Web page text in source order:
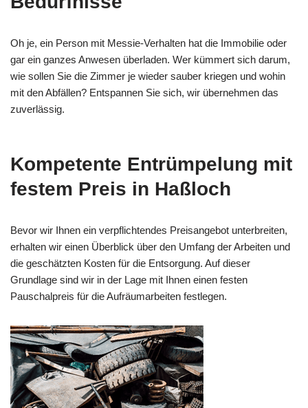
Oh je, ein Person mit Messie-Verhalten hat die Immobilie oder
gar ein ganzes Anwesen überladen. Wer kümmert sich darum,
wie sollen Sie die Zimmer je wieder sauber kriegen und wohin
mit den Abfällen? Entspannen Sie sich, wir übernehmen das
zuverlässig.
Kompetente Entrümpelung mit
festem Preis in Haßloch
Bevor wir Ihnen ein verpflichtendes Preisangebot unterbreiten,
erhalten wir einen Überblick über den Umfang der Arbeiten und
die geschätzten Kosten für die Entsorgung. Auf dieser
Grundlage sind wir in der Lage mit Ihnen einen festen
Pauschalpreis für die Aufräumarbeiten festlegen.